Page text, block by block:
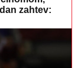
za Partizan!
poruku